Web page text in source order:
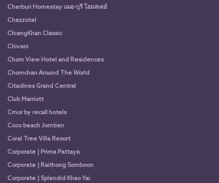
Cherburi Homestay เฌอ-บุรี โฮมสเตย์
Chezzotel
ChiangKhan Classic
Chivani
Chom View Hotel and Residences
Chomchan Around The World
Citadines Grand Central
Club Marriott
Cmor by recall hotels
Coco beach Jomtien
Coral Tree Villa Resort
Corporate | Prima Pattaya
Corporate | Raithong Somboon
Corporate | Splendid Khao Yai